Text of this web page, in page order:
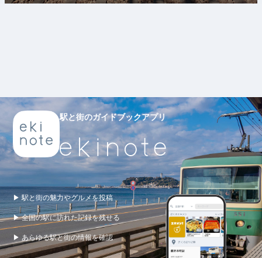
駅と街のガイドブックアプリ
▶ 駅と街の魅力やグルメを投稿
▶ 全国の駅に訪れた記録を残せる
▶ あらゆる駅と街の情報を確認